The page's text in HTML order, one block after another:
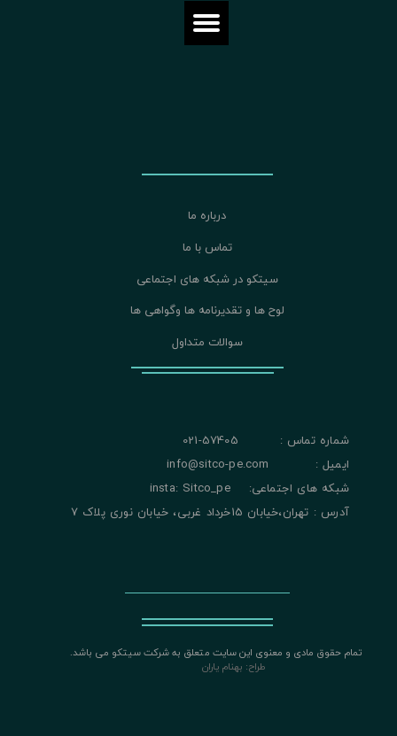
تمام حقوق مادی و معنوی این سایت متعلق به شرکت سیتکو می باشد.
طراح: بهنام یاران
درباره ما
تماس با ما
سیتکو در شبکه های اجتماعی
لوح ها و تقدیرنامه ها وگواهی ها
سوالات متداول
شماره تماس : 57405-021
ایمیل : info@sitco-pe.com
شبکه های اجتماعی: insta: Sitco_pe
آدرس : تهران،خیابان 15خرداد غربی، خیابان نوری پلاک 7